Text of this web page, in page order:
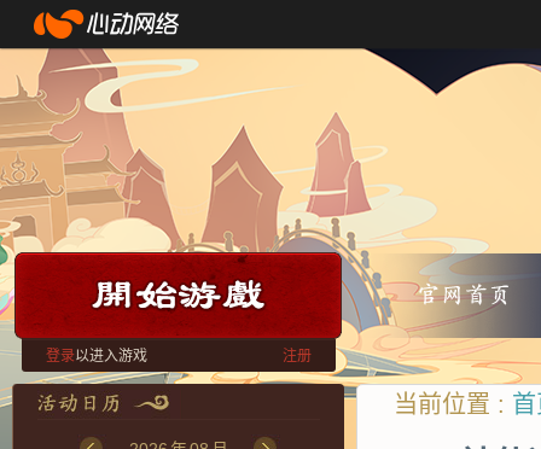
登录以进入游戏 注册
当前位置 :